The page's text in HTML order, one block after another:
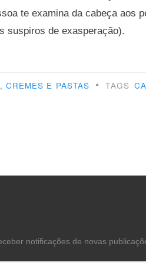
te examina da cabeça aos
suspiros de exasperação).
CREMES E PASTAS • TAGS
notificações de novas